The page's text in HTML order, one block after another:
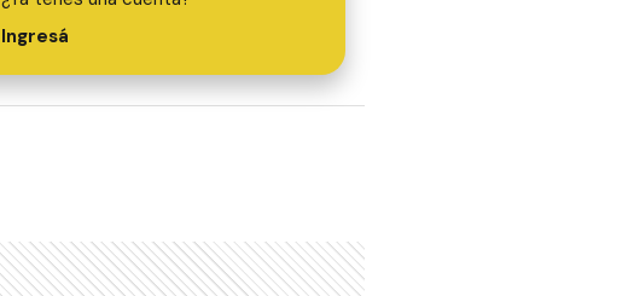
Ingresá